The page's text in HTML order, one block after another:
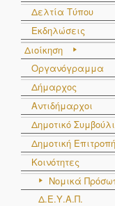
Δελτία Τύπου
Εκδηλώσεις
Διοίκηση
Οργανόγραμμα
Δήμαρχος
Αντιδήμαρχοι
Δημοτικό
Δημοτική
Κοινότητες
Νομικά
Δ.Ε.Υ.Α.Π.